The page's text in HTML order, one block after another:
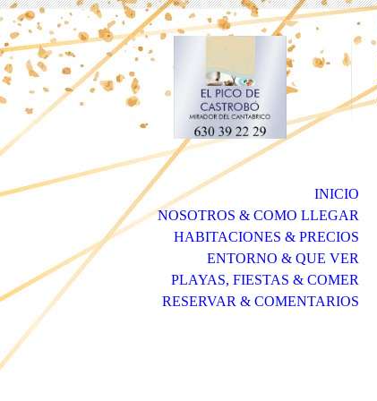
INICIO
NOSOTROS & COMO LLEGAR
HABITACIONES & PRECIOS
ENTORNO & QUE VER
PLAYAS, FIESTAS & COMER
RESERVAR & COMENTARIOS